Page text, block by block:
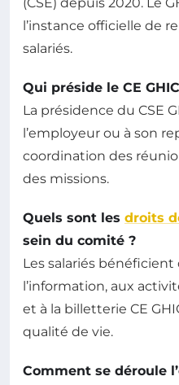
(CSE) depuis 2020. Le
l’instance officielle de
salariés.
Qui préside le CE
La présidence du CSE
l’employeur ou à son
coordination des
des missions.
Quels sont les droits
sein du comité ?
Les salariés bénéficient
l’information, aux
et à la billetterie CE
qualité de vie.
Comment se déroule